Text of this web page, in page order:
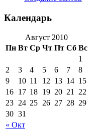
Календарь
Август 2010
Пн Вт Ср Чт Пт Сб Вс
« Окт
1
2
3 4 5 6 7
8
9
10 11 12 13 14 15
16 17 18 19 20 21
22
23 24 25 26 27 28 29
30 31